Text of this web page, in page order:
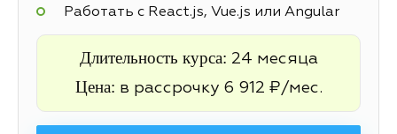
Работать с React.js, Vue.js или Angular
Длительность курса: 24 месяца
Цена: в рассрочку 6 912 ₽/мес.